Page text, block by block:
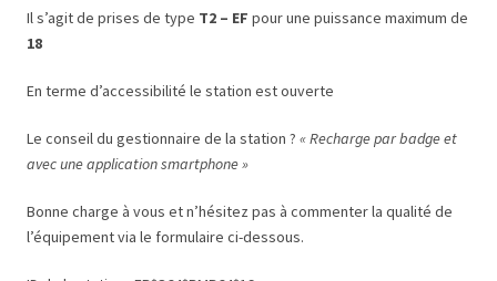
Il s’agit de prises de type T2 – EF pour une puissance maximum de
18
En terme d’accessibilité le station est ouverte
Le conseil du gestionnaire de la station ? « Recharge par badge et
avec une application smartphone »
Bonne charge à vous et n’hésitez pas à commenter la qualité de
l’équipement via le formulaire ci-dessous.